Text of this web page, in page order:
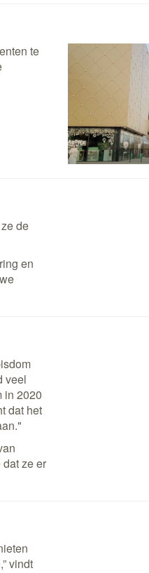
te
de
en
veel
in 2020
dat het
ze er
vindt